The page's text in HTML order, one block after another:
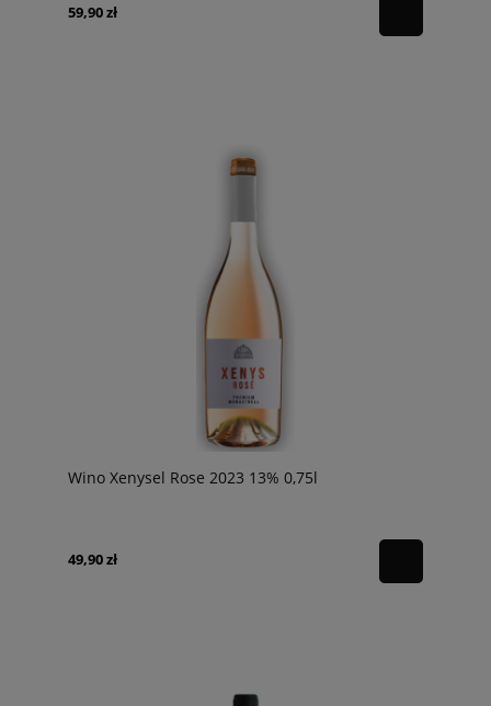
59,90 zł
Wino Xenysel Rose 2023 13% 0,75l
49,90 zł